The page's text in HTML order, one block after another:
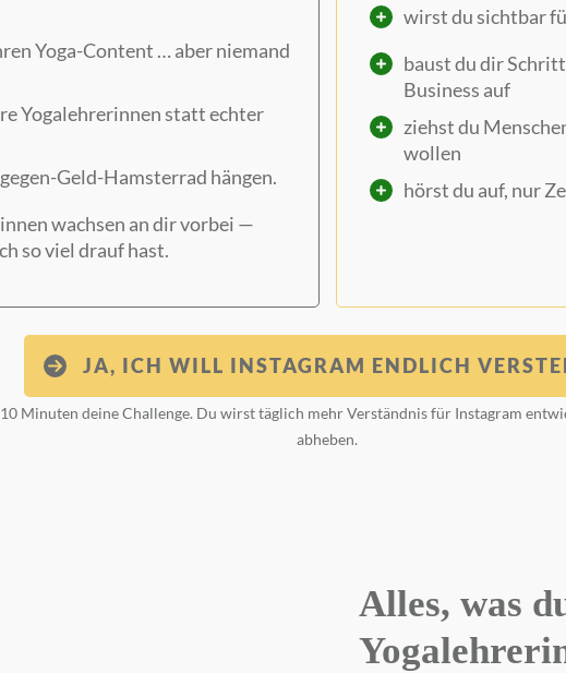
Yoga-Content … aber niemand
Yogalehrerinnen statt echter
Geld-Hamsterrad hängen.
wachsen an dir vorbei —
so viel drauf hast.
wirst du sichtbar
baust du dir
Business auf
ziehst du
wollen
hörst du auf, nur
JA, ICH WILL INSTAGRAM ENDLICH
Minuten deine Challenge. Du wirst täglich mehr Verständnis für Instagram
abheben.
Alles, was